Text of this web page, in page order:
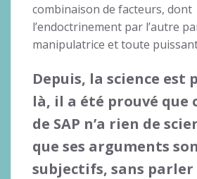
combinaison de facteurs, dont
l’endoctrinement par l’autre
manipulatrice et toute
Depuis, la science est
là, il a été prouvé que
de SAP n’a rien de
que ses arguments
subjectifs, sans parler